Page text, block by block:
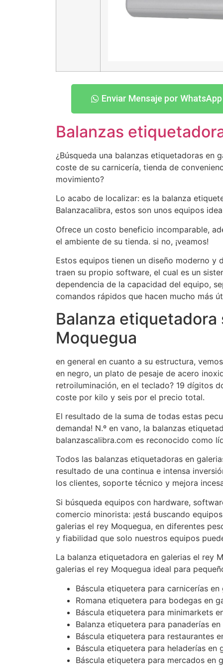
Enviar Mensaje por WhatsApp
Balanzas
¿Búsqueda una balanzas etiquetadoras en
coste de su carnicería, tienda de
movimiento?
Lo acabo de localizar: es la balanza
Balanzacalibra, estos son unos equipos
Ofrece un costo beneficio incomparable,
el ambiente de su tienda. si no, ¡veamos!
Estos equipos tienen un diseño moderno y
traen su propio software, el cual es un
dependencia de la capacidad del equipo,
comandos rápidos que hacen mucho más
Balanza
Moquegua
en general en cuanto a su estructura,
en negro, un plato de pesaje de acero
retroiluminación, en el teclado? 19 dígitos
coste por kilo y seis por el precio total.
El resultado de la suma de todas estas
demanda! N.º en vano, la balanzas
balanzascalibra.com es reconocido como
Todos las balanzas etiquetadoras en
resultado de una continua e intensa
los clientes, soporte técnico y mejora
Si búsqueda equipos con hardware,
comercio minorista: ¡está buscando
galerias el rey Moquegua, en diferentes
y fiabilidad que solo nuestros equipos
La balanza etiquetadora en galerias el rey
galerias el rey Moquegua ideal para
Báscula etiquetera para carnicerías
Romana etiquetera para bodegas en
Báscula etiquetera para minimarkets
Balanza etiquetera para panaderías
Báscula etiquetera para restaurantes
Báscula etiquetera para heladerías en
Báscula etiquetera para mercados en